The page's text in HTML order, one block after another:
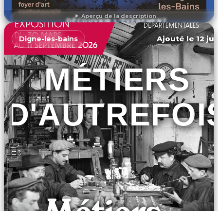
Aperçu de la description
DÉCOUVRIR L'ÉVÉNEMENT
Digne-les-bains Ajouté le 12
MÉTIERS